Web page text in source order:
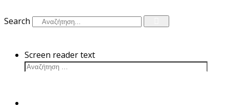
Search
Screen reader text